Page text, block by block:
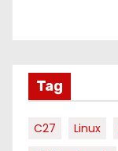
Tag
C27 Linux